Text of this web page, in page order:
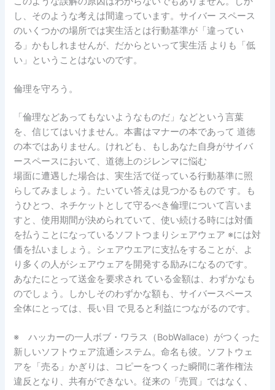
し、そのような考えは間違っています。サイバー スペース
のいくつかの場所では実生活とは行動基準が「違ってい
る」かもしれませんが、だからといって実生活 よりも「低
い」ということはないのです。
倫理を守ろう。
「倫理などあってもないようなものだ」などという言葉
を、信じてはいけません。本書はマナーの本であって 道徳
の本ではありません。けれども、もしあなた自身がサイバ
ースペースにおいて、道徳上のジレンマに悩む
場面に遭遇した場合は、実生活で従っている行動基準に照
らしてみましょう。たいてい答えは見つかるもので す。も
うひとつ、ネチケットとして守るべき倫理について言いま
すと、使用期間が決められていて、使い続ける時には対価
を払うことになっているソフトつまりシェアウェア ※には対
価を払いましょう。シェアウエアに支払をすることが、よ
り多くの人がシェアウェアを開発する励みになるのです。
あなたにとって送金を要求され ている金額は、わずかなも
のでしょう。しかしそのわずかな額も、サイバースペース
全体にとっては、長い目 で見ると利益につながるのです。
※ ハッカーの一人ボブ・ワラス（BobWallace）がつくった
新しいソフトウェア流通システム。命名も彼。ソフトウェ
アを「売る」かぎりは、コピーをつくった瞬間に著作権法
違反となり、共有ができない。従来の「売買」ではなく、